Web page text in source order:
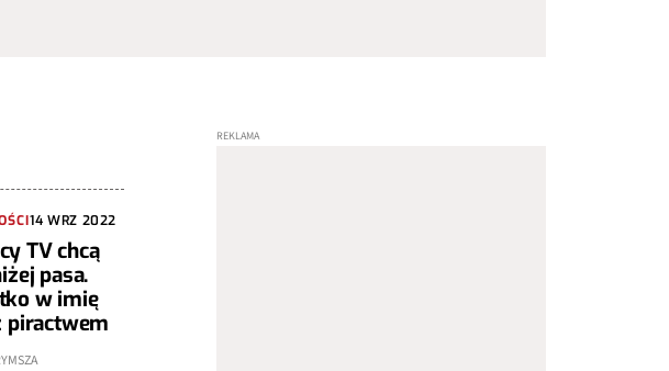
14 WRZ 2022
TV chcą
pasa.
w imię
piractwem